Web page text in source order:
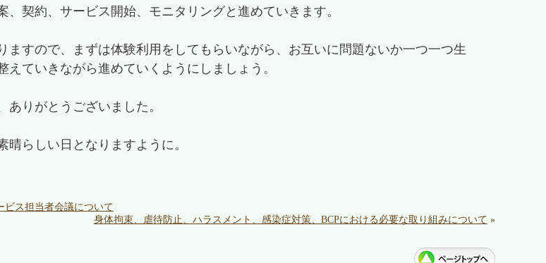
、契約、サービス開始、モニタリングと進めていきます。
ますので、まずは体験利用をしてもらいながら、お互いに問題ないか一つ一つ生
えていきながら進めていくようにしましょう。
りがとうございました。
晴らしい日となりますように。
ビス担当者会議について
身体拘束、虐待防止、ハラスメント、感染症対策、BCPにおける必要な取り組みについて »